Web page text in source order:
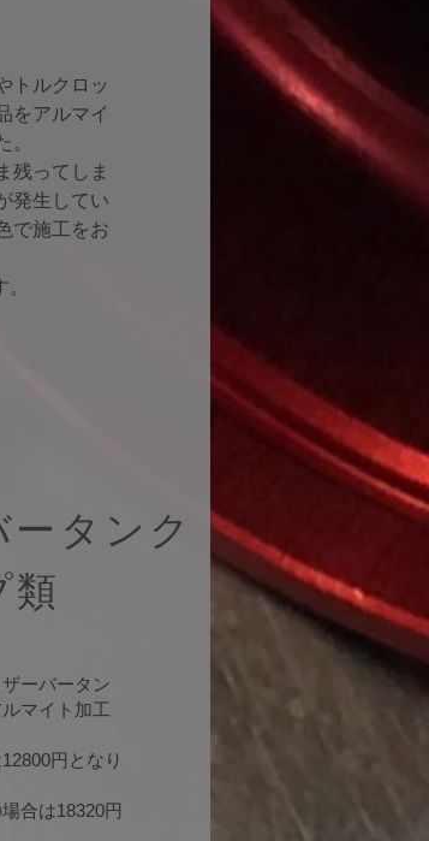
トルクロッ
をアルマイ
残ってしま
発生してい
で施工をお
ータンク
類
ーバータン
マイト加工
円となり
合は18320円